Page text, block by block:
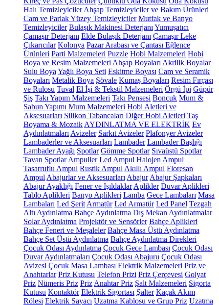
Halı Temizleyiciler Ahşap Temizleyiciler ve Bakım Ürünleri
Cam ve Parlak Yüzey Temizleyiciler Mutfak ve Banyo
Temizleyiciler Bulaşık Makinesi Deterjanı Yumuşatıcı
Çamaşır Deterjanı Elde Bulaşık Deterjanı Çamaşır Leke
Çıkarıcılar Kolonya Pazar Arabası ve Çantası Eğlence
Ürünleri Parti Malzemeleri Puzzle Hobi Malzemeleri Hobi
Boya ve Resim Malzemeleri Ahşap Boyaları Akrilik Boyalar
Sulu Boya Yağlı Boya Seti Eskitme Boyası Cam ve Seramik
Boyaları Metalik Boya Şövale Kumaş Boyaları Resim Fırçası
ve Rulosu Tuval El İşi & Tekstil Malzemeleri Örgü İpi Güpür
Şiş Takı Yapım Malzemeleri Takı Pensesi Boncuk Mum &
Sabun Yapımı Mum Malzemeleri Hobi Aletleri ve
Aksesuarları Silikon Tabancaları Diğer Hobi Aletleri Taş
Boyama & Mozaik AYDINLATMA VE ELEKTRİK Ev
Aydınlatmaları Avizeler Sarkıt Avizeler Plafonyer Avizeler
Lambaderler ve Aksesuarları Lambader Lambader Başlığı
Lambader Ayağı Spotlar Gömme Spotlar Sıvaüstü Spotlar
Tavan Spotlar Ampuller Led Ampul Halojen Ampul
Tasarruflu Ampul Rustik Ampul Akıllı Ampul Floresan
Ampul Abajurlar ve Aksesuarları Abajur Abajur Şapkaları
Abajur Ayaklığı Fener ve Işıldaklar Aplikler Duvar Aplikleri
Tablo Aplikleri Banyo Aplikleri Lamba Gece Lambaları Masa
Lambaları Led Şerit Armatür Led Armatür Led Panel Tezgah
Altı Aydınlatma Bahçe Aydınlatma Dış Mekan Aydınlatmalar
Solar Aydınlatma Projektör ve Sensörler Bahçe Aplikleri
Bahçe Feneri ve Meşaleler Bahçe Masa Üstü Aydınlatma
Bahçe Set Üstü Aydınlatma Bahçe Aydınlatma Direkleri
Çocuk Odası Aydınlatma Çocuk Gece Lambası Çocuk Odası
Duvar Aydınlatmaları Çocuk Odası Abajuru Çocuk Odası
Avizesi Çocuk Masa Lambası Elektrik Malzemeleri Priz ve
Anahtarlar Priz Kutusu Telefon Prizi Priz Çerçevesi Golyat
Priz Nümeris Priz Priz Anahtar Priz Şalt Malzemeleri Sigorta
Kutusu Kontaktör Elektrik Sigortası Şalter Kaçak Akım
Rölesi Elektrik Sayacı Uzatma Kablosu ve Grup Priz Uzatma